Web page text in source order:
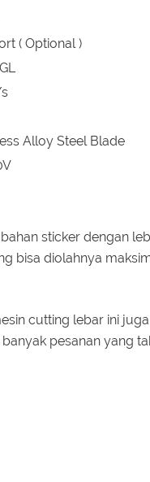
( Optional )
Alloy Steel Blade
sticker dengan
bisa diolahnya
cutting lebar ini
pesanan yang